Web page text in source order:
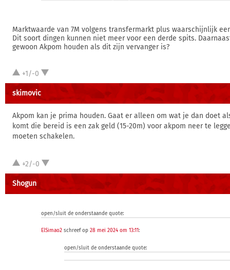
Marktwaarde van 7M volgens transfermarkt plus waarschijnlijk
Dit soort dingen kunnen niet meer voor een derde spits.
gewoon Akpom houden als dit zijn vervanger is?
+1/-0
skimovic
Akpom kan je prima houden. Gaat er alleen om wat je dan doet
komt die bereid is een zak geld (15-20m) voor akpom neer te
moeten schakelen.
+2/-0
Shogun
open/sluit de onderstaande quote:
ElSimao2 schreef op 28 mei 2024 om 13:11:
open/sluit de onderstaande quote: